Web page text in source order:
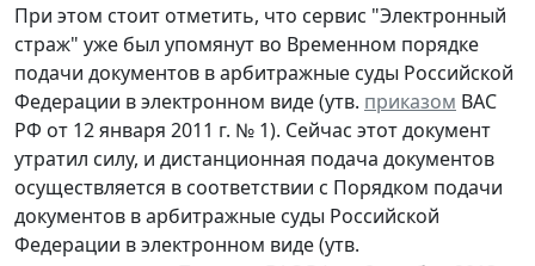
При этом стоит отметить, что сервис "Электронный
страж" уже был упомянут во Временном порядке
подачи документов в арбитражные суды Российской
Федерации в электронном виде (утв. приказом ВАС
РФ от 12 января 2011 г. № 1). Сейчас этот документ
утратил силу, и дистанционная подача документов
осуществляется в соответствии с Порядком подачи
документов в арбитражные суды Российской
Федерации в электронном виде (утв.